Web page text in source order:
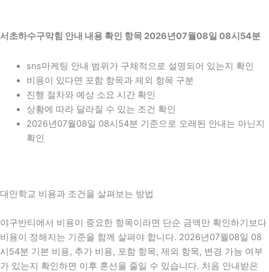
서초하수구막힘 안내 내용 확인 항목 2026년07월08일 08시54분
sns마케팅 안내 범위가 구체적으로 설명되어 있는지 확인
비용이 있다면 포함 항목과 제외 항목 구분
진행 절차와 예상 소요 시간 확인
상황에 따라 달라질 수 있는 조건 확인
2026년07월08일 08시54분 기준으로 오래된 안내는 아닌지
확인
대안학교 비용과 조건을 살펴보는 방법
야구반티에서 비용이 중요한 항목이라면 단순 금액만 확인하기보다
비용이 정해지는 기준을 함께 살펴야 합니다. 2026년07월08일 08
시54분 기본 비용, 추가 비용, 포함 항목, 제외 항목, 변경 가능 여부
가 있는지 확인하면 이후 혼선을 줄일 수 있습니다. 처음 안내받은